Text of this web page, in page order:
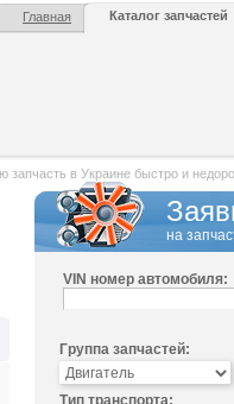
Главная Каталог запчастей
запчасть в Украине быстро и
на
VIN номер автомобиля:
Группа запчастей:
Тип транспорта: